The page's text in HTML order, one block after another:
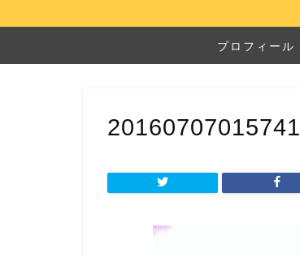
プロフィール
20160707015741